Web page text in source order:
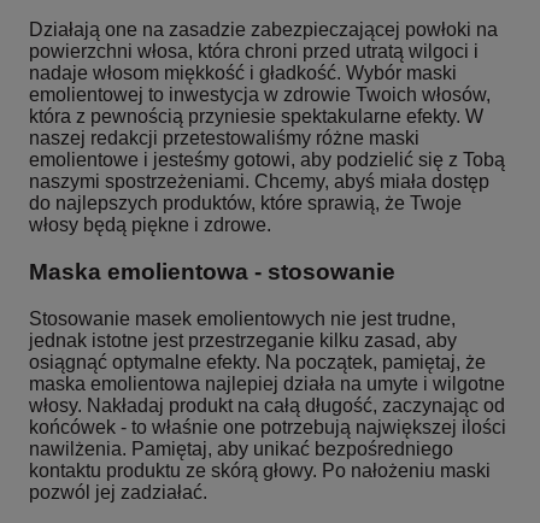
Działają one na zasadzie zabezpieczającej powłoki na
powierzchni włosa, która chroni przed utratą wilgoci i
nadaje włosom miękkość i gładkość. Wybór maski
emolientowej to inwestycja w zdrowie Twoich włosów,
która z pewnością przyniesie spektakularne efekty. W
naszej redakcji przetestowaliśmy różne maski
emolientowe i jesteśmy gotowi, aby podzielić się z Tobą
naszymi spostrzeżeniami. Chcemy, abyś miała dostęp
do najlepszych produktów, które sprawią, że Twoje
włosy będą piękne i zdrowe.
Maska emolientowa - stosowanie
Stosowanie masek emolientowych nie jest trudne,
jednak istotne jest przestrzeganie kilku zasad, aby
osiągnąć optymalne efekty. Na początek, pamiętaj, że
maska emolientowa najlepiej działa na umyte i wilgotne
włosy. Nakładaj produkt na całą długość, zaczynając od
końcówek - to właśnie one potrzebują największej ilości
nawilżenia. Pamiętaj, aby unikać bezpośredniego
kontaktu produktu ze skórą głowy. Po nałożeniu maski
pozwól jej zadziałać.